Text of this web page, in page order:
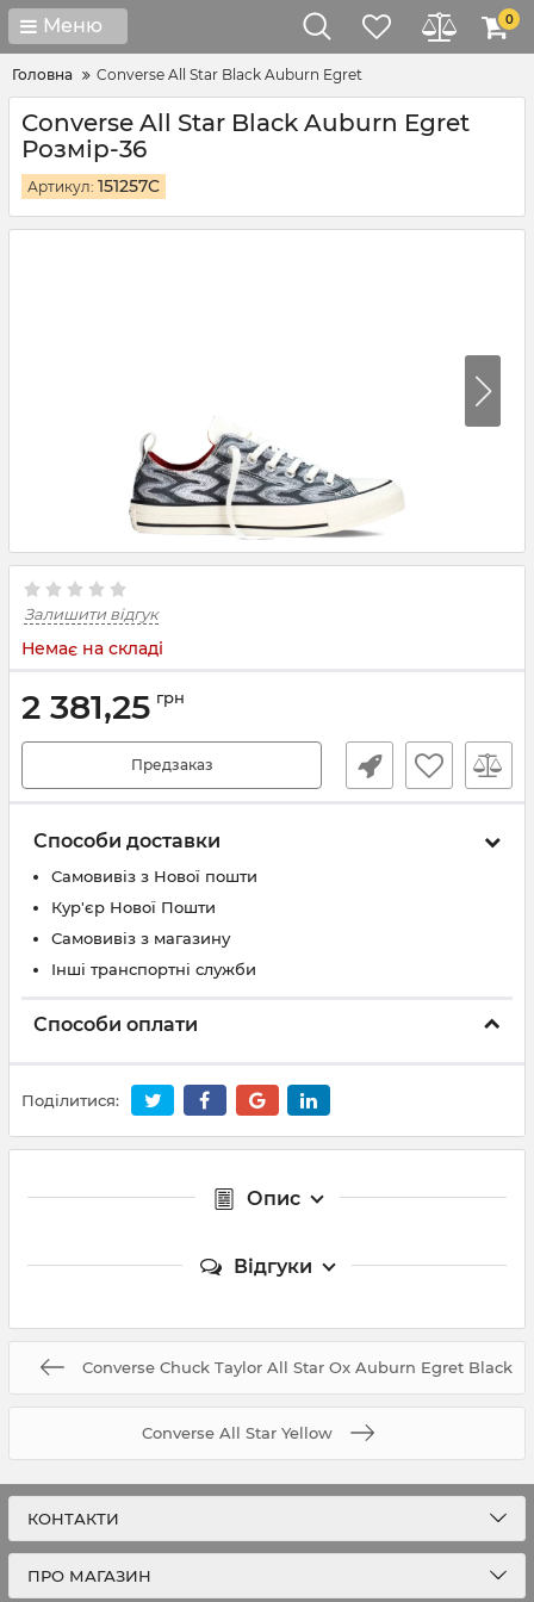
Меню 0
Головна Converse All Star Black Auburn Egret
Converse All Star Black Auburn Egret
Розмір-36
Артикул: 151257C
Залишити відгук
Немає на складі
2 381,25 грн
Предзаказ
Способи доставки
Самовивіз з Нової пошти
Кур'єр Нової Пошти
Самовивіз з магазину
Інші транспортні служби
Способи оплати
Поділитися:
Опис
Відгуки
Converse Chuck Taylor All Star Ox Auburn Egret Black
Converse All Star Yellow
КОНТАКТИ
ПРО МАГАЗИН